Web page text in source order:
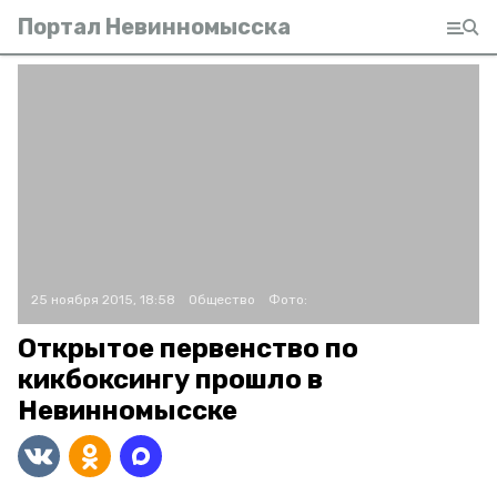
Портал Невинномысска
25 ноября 2015, 18:58 Общество Фото:
Открытое первенство по
кикбоксингу прошло в
Невинномысске